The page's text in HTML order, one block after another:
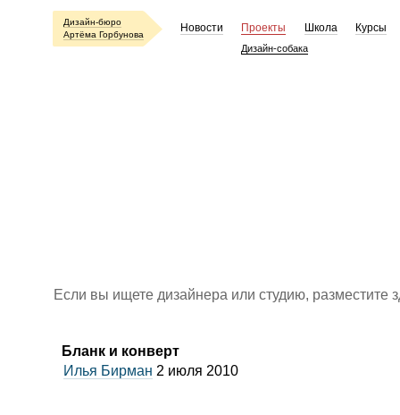
Дизайн-бюро
Артёма Горбунова
Новости Проекты
Дизайн-собака
Школа Курсы
Если вы ищете дизайнера или студию, разместите
Бланк и конверт
Илья Бирман 2 июля 2010